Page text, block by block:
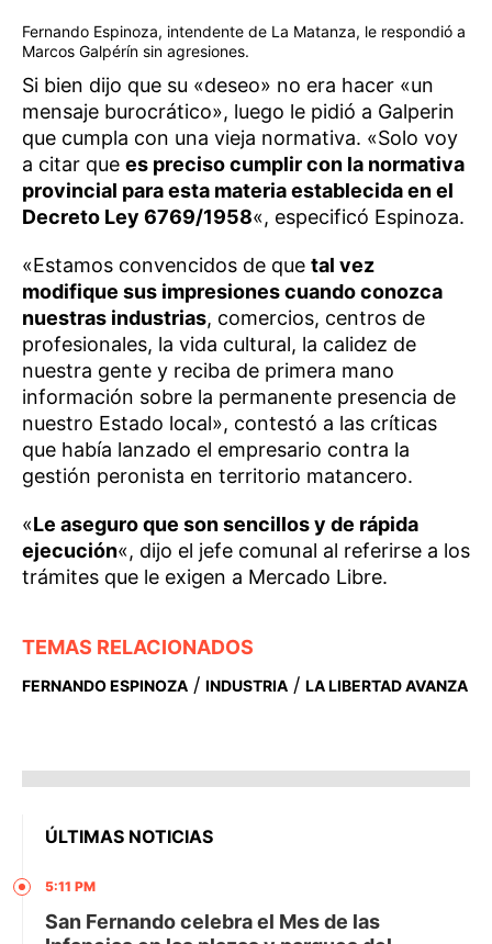
Fernando Espinoza, intendente de La Matanza, le respondió a
Marcos Galpérín sin agresiones.
Si bien dijo que su «deseo» no era hacer «un
mensaje burocrático», luego le pidió a Galperin
que cumpla con una vieja normativa. «Solo voy
a citar que es preciso cumplir con la normativa
provincial para esta materia establecida en el
Decreto Ley 6769/1958«, especificó Espinoza.
«Estamos convencidos de que tal vez
modifique sus impresiones cuando conozca
nuestras industrias, comercios, centros de
profesionales, la vida cultural, la calidez de
nuestra gente y reciba de primera mano
información sobre la permanente presencia de
nuestro Estado local», contestó a las críticas
que había lanzado el empresario contra la
gestión peronista en territorio matancero.
«Le aseguro que son sencillos y de rápida
ejecución«, dijo el jefe comunal al referirse a los
trámites que le exigen a Mercado Libre.
TEMAS RELACIONADOS
FERNANDO ESPINOZA / INDUSTRIA / LA LIBERTAD AVANZA
ÚLTIMAS NOTICIAS
5:11 PM
San Fernando celebra el Mes de las